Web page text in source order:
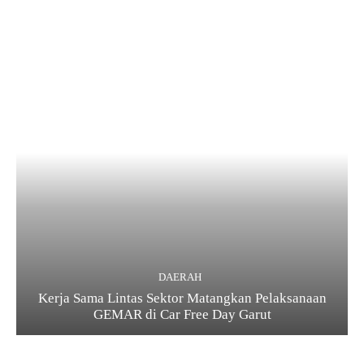
DAERAH
Kerja Sama Lintas Sektor Matangkan Pelaksanaan
GEMAR di Car Free Day Garut